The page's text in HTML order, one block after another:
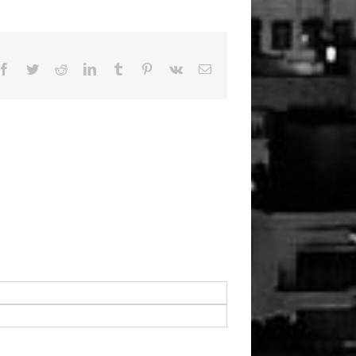
Facebook
TwitterRedditLinkedInTumblr Pinterest
Vk Email